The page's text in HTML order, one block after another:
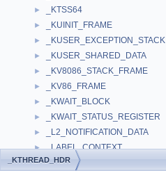
► _KTSS64
► _KUINIT_FRAME
► _KUSER_EXCEPTION_STACK
► _KUSER_SHARED_DATA
► _KV8086_STACK_FRAME
► _KV86_FRAME
► _KWAIT_BLOCK
► _KWAIT_STATUS_REGISTER
► _L2_NOTIFICATION_DATA
► _LABEL_CONTEXT
► _LABEL_MAP
_KTHREAD_HDR